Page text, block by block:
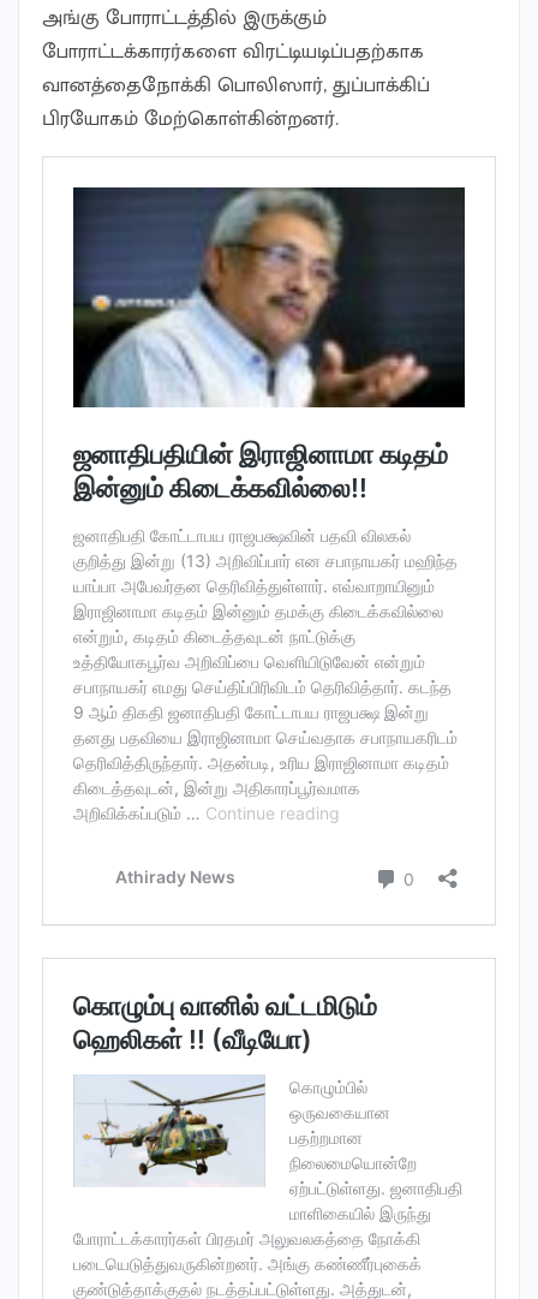
அங்கு ​போராட்டத்தில் இருக்கும்
போராட்டக்காரர்களை விரட்டியடிப்பதற்காக
வானத்தைநோக்கி பொலிஸார், துப்பாக்கிப்
பிரயோகம் மேற்கொள்கின்றனர்.